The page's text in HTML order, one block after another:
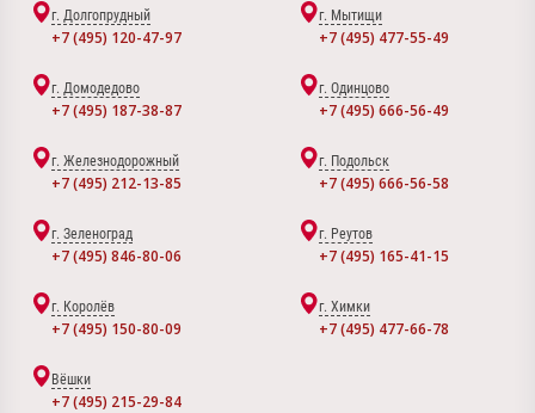
г. Долгопрудный
+7 (495) 120-47-97
г. Мытищи
+7 (495) 477-55-49
г. Домодедово
+7 (495) 187-38-87
г. Одинцово
+7 (495) 666-56-49
г. Железнодорожный
+7 (495) 212-13-85
г. Подольск
+7 (495) 666-56-58
г. Зеленоград
+7 (495) 846-80-06
г. Реутов
+7 (495) 165-41-15
г. Королёв
+7 (495) 150-80-09
г. Химки
+7 (495) 477-66-78
Вёшки
+7 (495) 215-29-84